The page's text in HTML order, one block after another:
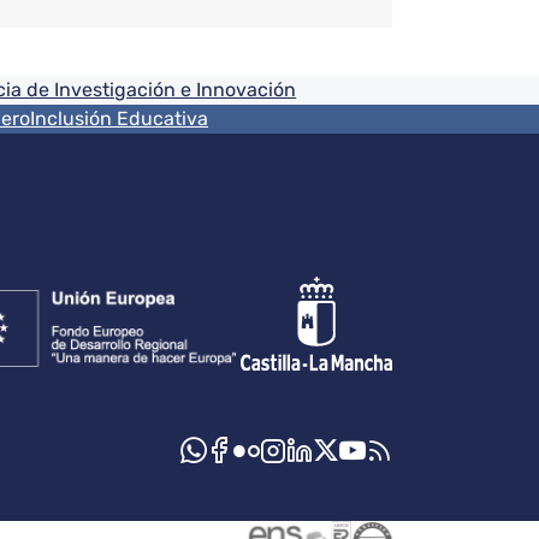
de Investigación e Innovación
Inclusión Educativa
sociales JCCM